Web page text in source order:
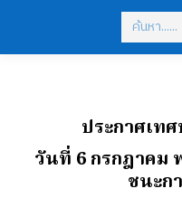
Search:
ประกาศเท
วันที่ 6 กรกฎาคม
ชนะก